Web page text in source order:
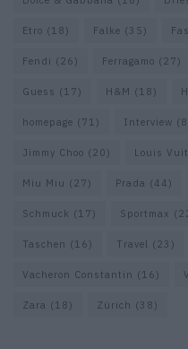
Etro (18) Falke (35)
Fendi (26) Ferragamo (27)
Guess (17) H&M (18)
homepage (71) Interview
Jimmy Choo (20) Louis
Miu Miu (27) Prada (44)
Schmuck (17) Sportmax
Taschen (16) Travel (23)
Vacheron Constantin (16)
Zara (18) Zürich (38)